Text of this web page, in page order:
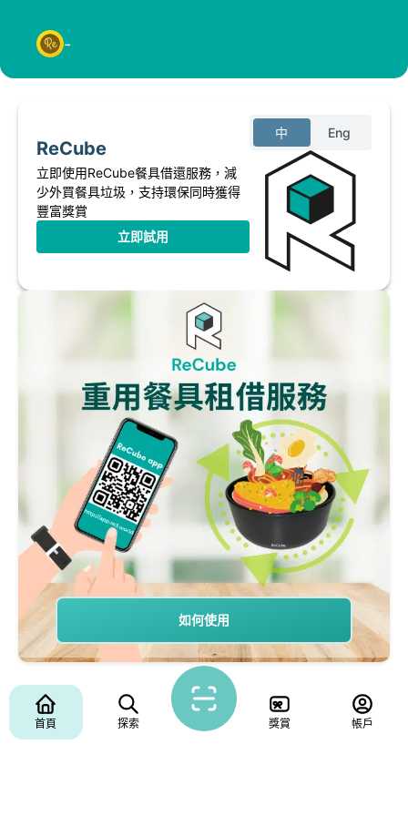
-
ReCube
立即使用ReCube餐具借還服務，減
少外買餐具垃圾，支持環保同時獲得
豐富獎賞
立即試用
中 Eng
如何使用
首頁 探索 獎賞 帳戶